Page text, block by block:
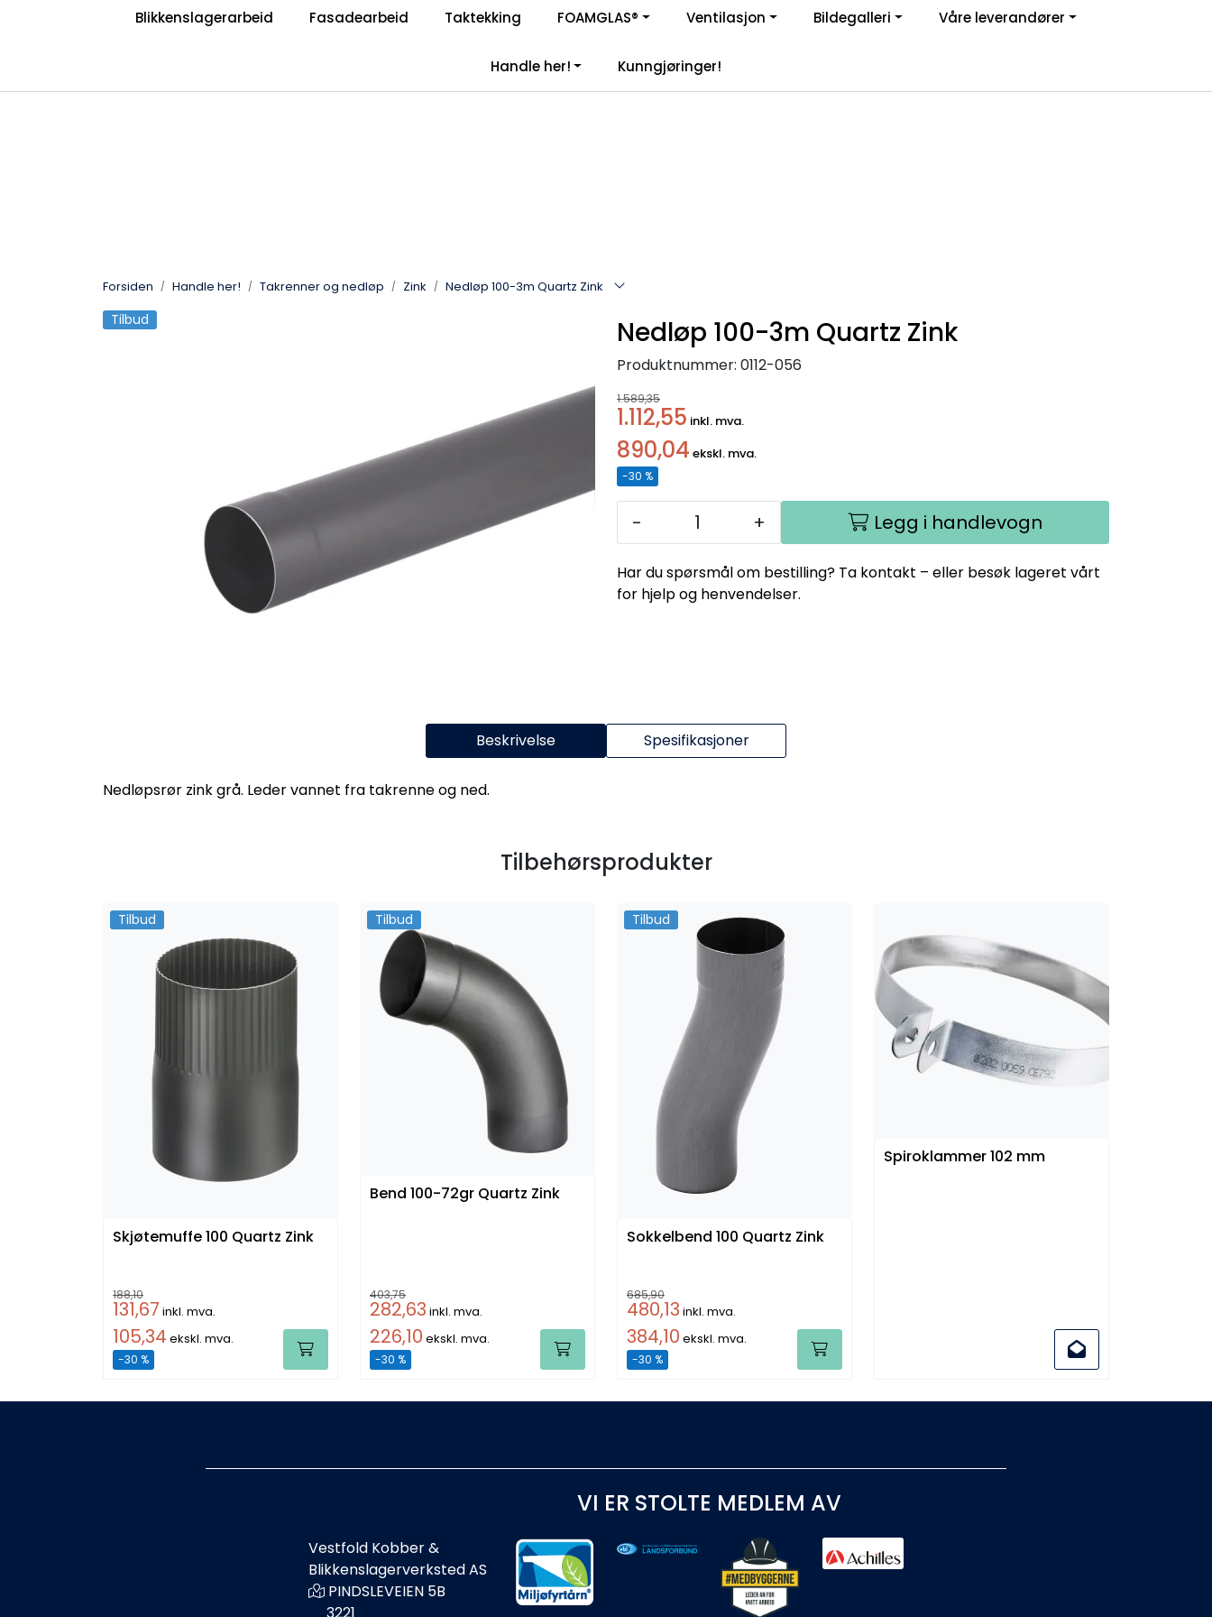
Skip to main content
Enkelt kjøp, hentes i butikk (Sandefjord)
Blikkenslagerarbeid Fasadearbeid Taktekking FOAMGLAS® Ventilasjon Bildegalleri Våre leverandører
Handle her! Kunngjøringer!
Forsiden Handle her! Takrenner og nedløp Zink Nedløp 100-3m Quartz Zink
Tilbud Nedløp 100-3m Quartz Zink
Produktnummer: 0112-056
1.589,35
1.112,55 inkl. mva.
890,04 ekskl. mva.
-30 %
- + Legg i handlevogn
Har du spørsmål om bestilling? Ta kontakt – eller besøk lageret vårt
for hjelp og henvendelser.
Beskrivelse Spesifikasjoner
Nedløpsrør zink grå. Leder vannet fra takrenne og ned.
Tilbehørsprodukter
Tilbud
Skjøtemuffe 100 Quartz Zink
188,10
131,67 inkl. mva.
105,34 ekskl. mva.
-30 %
Tilbud
Bend 100-72gr Quartz Zink
403,75
282,63 inkl. mva.
226,10 ekskl. mva.
-30 %
Tilbud
Sokkelbend 100 Quartz Zink
685,90
480,13 inkl. mva.
384,10 ekskl. mva.
-30 %
Spiroklammer 102 mm
VI ER STOLTE MEDLEM AV
Vestfold Kobber &
Blikkenslagerverksted AS
PINDSLEVEIEN 5B
3221